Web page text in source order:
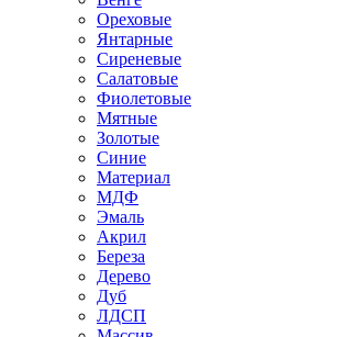
Ореховые
Янтарные
Сиреневые
Салатовые
Фиолетовые
Мятные
Золотые
Синие
Материал
МДФ
Эмаль
Акрил
Береза
Дерево
Дуб
ЛДСП